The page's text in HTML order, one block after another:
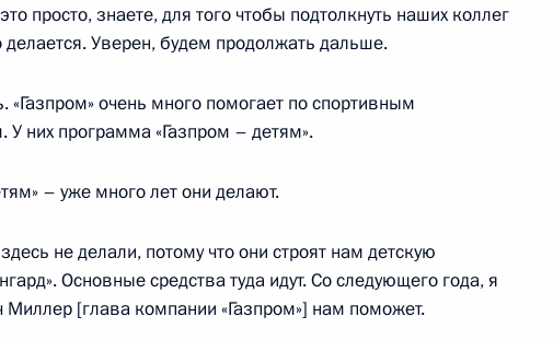
области Сергеем Цивилёвым
Кемерово
4
разреза «Черниговец»
просто, знаете, для того чтобы подтолкнуть наших коллег
Уверен, будем продолжать дальше.
«Газпром» очень много помогает по спортивным
них программа «Газпром – детям».
– уже много лет они делают.
не делали, потому что они строят нам детскую
Основные средства туда идут. Со следующего года, я
[глава компании «Газпром»] нам поможет.